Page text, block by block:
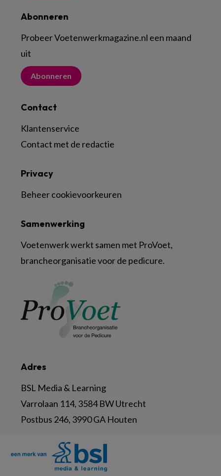
Abonneren
Probeer Voetenwerkmagazine.nl een maand
uit
Abonneren
Contact
Klantenservice
Contact met de redactie
Adres
BSL Media & Learning
Varrolaan 114, 3584 BW Utrecht
Postbus 246, 3990 GA Houten
Samenwerking
Voetenwerk werkt samen met ProVoet,
brancheorganisatie voor de pedicure.
Privacy
Beheer cookievoorkeuren